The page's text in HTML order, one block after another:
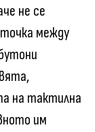
не се
между
на тактилна
им